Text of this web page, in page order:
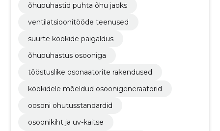
õhupuhastid puhta õhu jaoks
ventilatsioonitööde teenused
suurte köökide paigaldus
õhupuhastus osooniga
tööstuslike osonaatorite rakendused
köökidele mõeldud osoonigeneraatorid
oosoni ohutusstandardid
osoonikiht ja uv-kaitse